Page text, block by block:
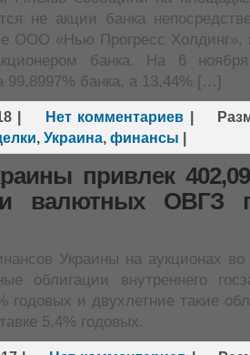
не акции банка
ООО «Нью Прогресс Холдинг»,
банка. На 6
99,8997% банка, а 13,44% […]
| Нет комментариев
, Украина, финансы
привлек
валютных ОВГЗ
Украины на аукционах во
облигации внутреннего
годовых и двухлетние такие
5,4% годовых.